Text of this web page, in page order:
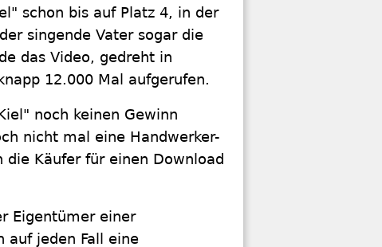
schon bis auf Platz 4, in der
singende Vater sogar die
das Video, gedreht in
12.000 Mal aufgerufen.
noch keinen Gewinn
nicht mal eine Handwerker-
die Käufer für einen Download
Eigentümer einer
auf jeden Fall eine